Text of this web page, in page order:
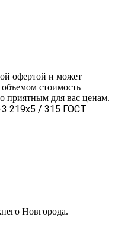
офертой и может
стоимость
приятным для вас ценам.
219x5 / 315 ГОСТ
Новгорода.